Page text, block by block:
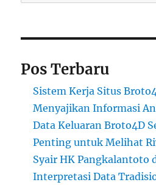
Pos Terbaru
Sistem Kerja Situs
Menyajikan Informasi
Data Keluaran Broto4D
Penting untuk Melihat
Syair HK Pangkalantoto
Interpretasi Data